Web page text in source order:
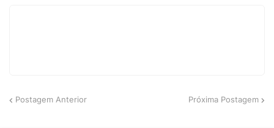
Postagem Anterior Próxima Postagem